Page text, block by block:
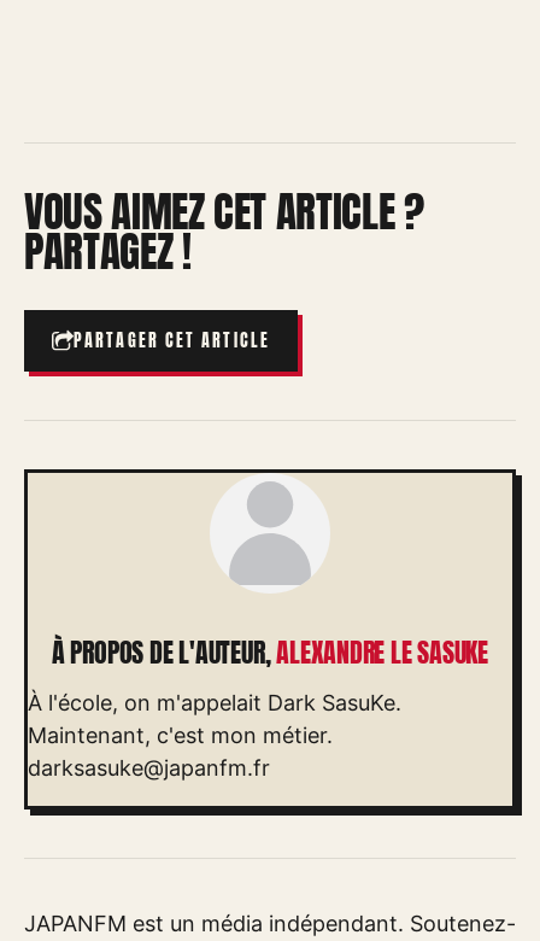
VOUS AIMEZ CET ARTICLE ?
PARTAGEZ !
PARTAGER CET ARTICLE
À PROPOS DE L'AUTEUR,ALEXANDRE LE SASUKE
À l'école, on m'appelait Dark SasuKe.
Maintenant, c'est mon métier.
darksasuke@japanfm.fr
JAPANFM est un média indépendant. Soutenez-